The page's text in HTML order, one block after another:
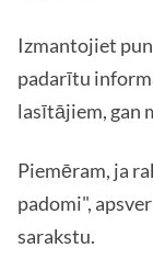
Izmantojiet
padarītu
lasītājiem, gan
Piemēram, ja
padomi",
sarakstu.